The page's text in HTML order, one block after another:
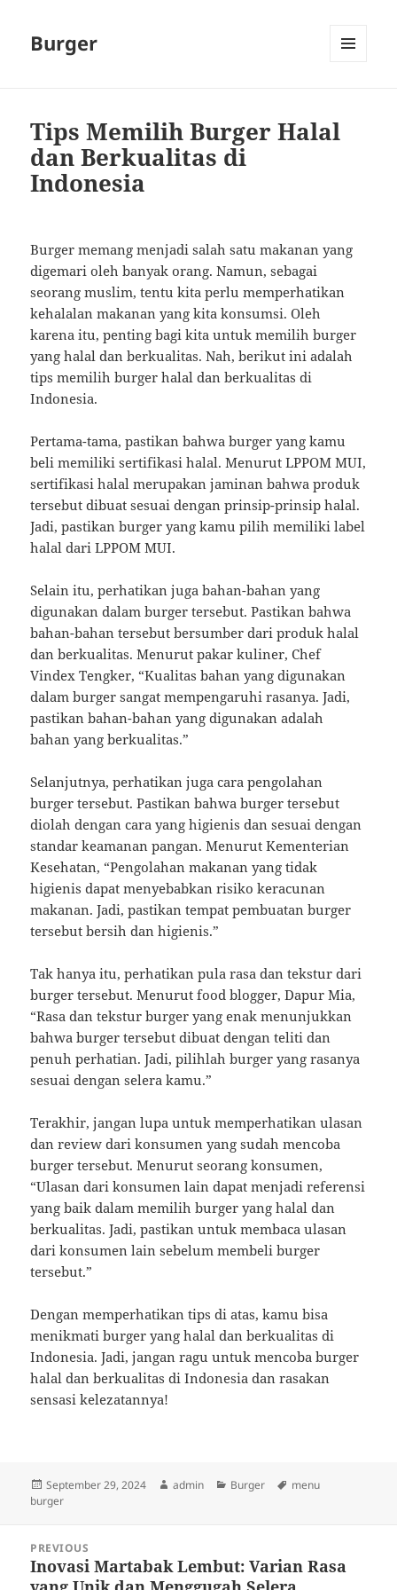
Burger
Tips Memilih Burger Halal
dan Berkualitas di
Indonesia
Burger memang menjadi salah satu makanan yang
digemari oleh banyak orang. Namun, sebagai
seorang muslim, tentu kita perlu memperhatikan
kehalalan makanan yang kita konsumsi. Oleh
karena itu, penting bagi kita untuk memilih burger
yang halal dan berkualitas. Nah, berikut ini adalah
tips memilih burger halal dan berkualitas di
Indonesia.
Pertama-tama, pastikan bahwa burger yang kamu
beli memiliki sertifikasi halal. Menurut LPPOM MUI,
sertifikasi halal merupakan jaminan bahwa produk
tersebut dibuat sesuai dengan prinsip-prinsip halal.
Jadi, pastikan burger yang kamu pilih memiliki label
halal dari LPPOM MUI.
Selain itu, perhatikan juga bahan-bahan yang
digunakan dalam burger tersebut. Pastikan bahwa
bahan-bahan tersebut bersumber dari produk halal
dan berkualitas. Menurut pakar kuliner, Chef
Vindex Tengker, “Kualitas bahan yang digunakan
dalam burger sangat mempengaruhi rasanya. Jadi,
pastikan bahan-bahan yang digunakan adalah
bahan yang berkualitas.”
Selanjutnya, perhatikan juga cara pengolahan
burger tersebut. Pastikan bahwa burger tersebut
diolah dengan cara yang higienis dan sesuai dengan
standar keamanan pangan. Menurut Kementerian
Kesehatan, “Pengolahan makanan yang tidak
higienis dapat menyebabkan risiko keracunan
makanan. Jadi, pastikan tempat pembuatan burger
tersebut bersih dan higienis.”
Tak hanya itu, perhatikan pula rasa dan tekstur dari
burger tersebut. Menurut food blogger, Dapur Mia,
“Rasa dan tekstur burger yang enak menunjukkan
bahwa burger tersebut dibuat dengan teliti dan
penuh perhatian. Jadi, pilihlah burger yang rasanya
sesuai dengan selera kamu.”
Terakhir, jangan lupa untuk memperhatikan ulasan
dan review dari konsumen yang sudah mencoba
burger tersebut. Menurut seorang konsumen,
“Ulasan dari konsumen lain dapat menjadi referensi
yang baik dalam memilih burger yang halal dan
berkualitas. Jadi, pastikan untuk membaca ulasan
dari konsumen lain sebelum membeli burger
tersebut.”
Dengan memperhatikan tips di atas, kamu bisa
menikmati burger yang halal dan berkualitas di
Indonesia. Jadi, jangan ragu untuk mencoba burger
halal dan berkualitas di Indonesia dan rasakan
sensasi kelezatannya!
Posted
on
September 29, 2024 Author
admin Categories
Burger Tags
menu
burger
navigation
PREVIOUS
Previous
Inovasi Martabak Lembut: Varian Rasa